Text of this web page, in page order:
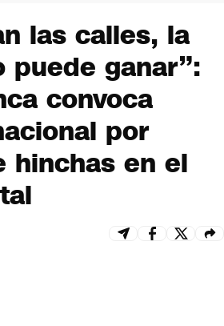
las calles, la
puede ganar”:
convoca
por
hinchas en el